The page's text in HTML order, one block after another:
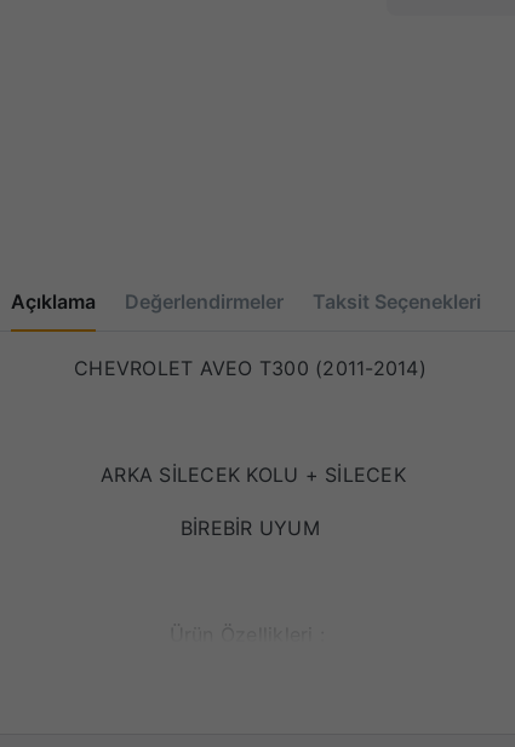
Açıklama Değerlendirmeler Taksit Seçenekleri
CHEVROLET AVEO T300 (2011-2014)
ARKA SİLECEK KOLU + SİLECEK
BİREBİR UYUM